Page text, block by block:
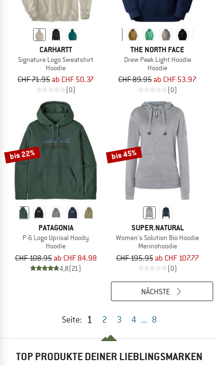
CARHARTT
Signature Logo Sweatshirt
Hoodie
CHF 71.95 ab CHF 50.37
(0)
THE NORTH FACE
Drew Peak Light Hoodie
Hoodie
CHF 89.95 ab CHF 53.97
(0)
bis 22%
PATAGONIA
P-6 Logo Uprisal Hoody
Hoodie
CHF 108.95 ab CHF 84.98
4,8(21)
bis 45%
SUPER.NATURAL
Women's Solution Bio Hoodie
Merinohoodie
CHF 195.95 ab CHF 107.77
(0)
Seite: 1 2 3 4 ... 8
NÄCHSTE
TOP PRODUKTE DEINER LIEBLINGSMARKEN